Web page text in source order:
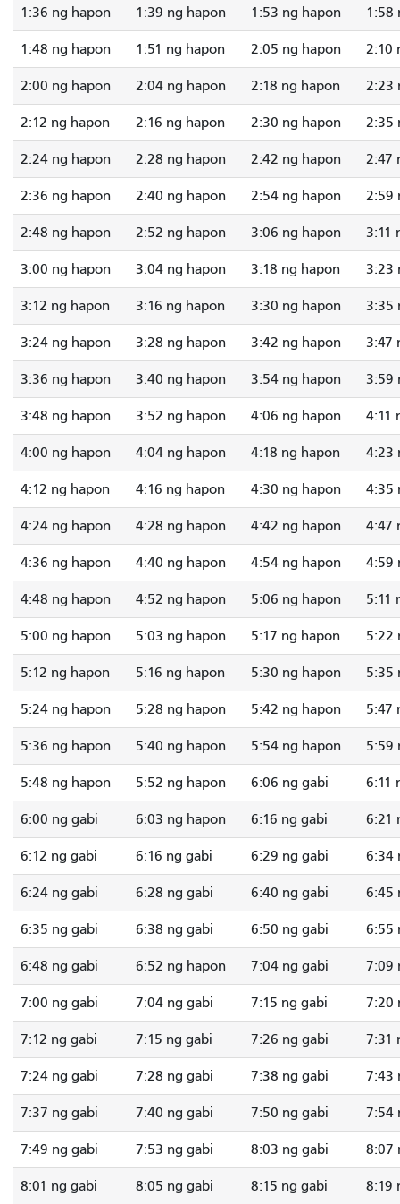
1:36 ng hapon 1:39 ng hapon 1:53 ng hapon 1:58
1:48 ng hapon 1:51 ng hapon 2:05 ng hapon 2:10
2:00 ng hapon 2:04 ng hapon 2:18 ng hapon 2:23
2:12 ng hapon 2:16 ng hapon 2:30 ng hapon 2:35
2:24 ng hapon 2:28 ng hapon 2:42 ng hapon 2:47
2:36 ng hapon 2:40 ng hapon 2:54 ng hapon 2:59
2:48 ng hapon 2:52 ng hapon 3:06 ng hapon 3:11
3:00 ng hapon 3:04 ng hapon 3:18 ng hapon 3:23
3:12 ng hapon 3:16 ng hapon 3:30 ng hapon 3:35
3:24 ng hapon 3:28 ng hapon 3:42 ng hapon 3:47
3:36 ng hapon 3:40 ng hapon 3:54 ng hapon 3:59
3:48 ng hapon 3:52 ng hapon 4:06 ng hapon 4:11
4:00 ng hapon 4:04 ng hapon 4:18 ng hapon 4:23
4:12 ng hapon 4:16 ng hapon 4:30 ng hapon 4:35
4:24 ng hapon 4:28 ng hapon 4:42 ng hapon 4:47
4:36 ng hapon 4:40 ng hapon 4:54 ng hapon 4:59
4:48 ng hapon 4:52 ng hapon 5:06 ng hapon 5:11
5:00 ng hapon 5:03 ng hapon 5:17 ng hapon 5:22
5:12 ng hapon 5:16 ng hapon 5:30 ng hapon 5:35
5:24 ng hapon 5:28 ng hapon 5:42 ng hapon 5:47
5:36 ng hapon 5:40 ng hapon 5:54 ng hapon 5:59
5:48 ng hapon 5:52 ng hapon 6:06 ng gabi 6:11
6:00 ng gabi 6:03 ng hapon 6:16 ng gabi 6:21
6:12 ng gabi 6:16 ng gabi 6:29 ng gabi 6:34
6:24 ng gabi 6:28 ng gabi 6:40 ng gabi 6:45
6:35 ng gabi 6:38 ng gabi 6:50 ng gabi 6:55
6:48 ng gabi 6:52 ng hapon 7:04 ng gabi 7:09
7:00 ng gabi 7:04 ng gabi 7:15 ng gabi 7:20
7:12 ng gabi 7:15 ng gabi 7:26 ng gabi 7:31
7:24 ng gabi 7:28 ng gabi 7:38 ng gabi 7:43
7:37 ng gabi 7:40 ng gabi 7:50 ng gabi 7:54
7:49 ng gabi 7:53 ng gabi 8:03 ng gabi 8:07
8:01 ng gabi 8:05 ng gabi 8:15 ng gabi 8:19